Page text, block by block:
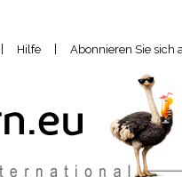
| Hilfe | Abonnieren Sie sich